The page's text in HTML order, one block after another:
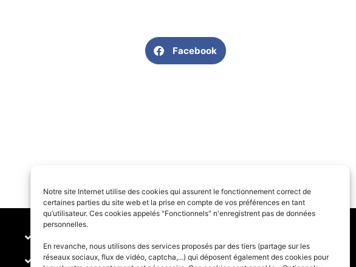
Notre site Internet utilise des cookies qui assurent le fonctionnement correct de
certaines parties du site web et la prise en compte de vos préférences en tant
qu’utilisateur. Ces cookies appelés "Fonctionnels" n'enregistrent pas de données
personnelles.
En revanche, nous utilisons des services proposés par des tiers (partage sur les
réseaux sociaux, flux de vidéo, captcha,...) qui déposent également des cookies pour
Facebook
SUIVANT
Carnaval à Toudon
Politique des cookies